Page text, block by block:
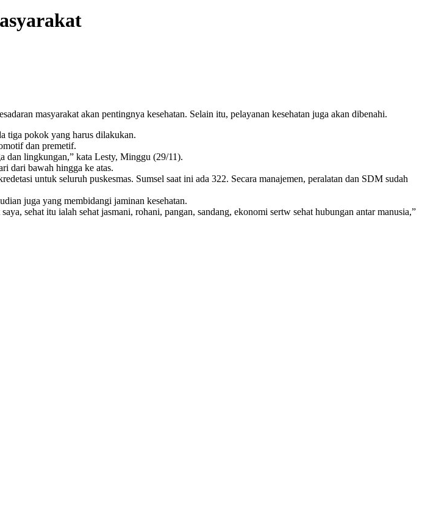
masyarakat akan pentingnya kesehatan. Selain itu, pelayanan kesehatan juga akan dibenahi.
tiga pokok yang harus dilakukan.
dan premetif.
dan lingkungan,” kata Lesty, Minggu (29/11).
dari bawah hingga ke atas.
untuk seluruh puskesmas. Sumsel saat ini ada 322. Secara manajemen, peralatan dan SDM sudah
juga yang membidangi jaminan kesehatan.
sehat itu ialah sehat jasmani, rohani, pangan, sandang, ekonomi sertw sehat hubungan antar manusia,”